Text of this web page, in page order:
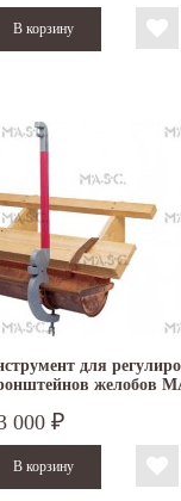
для
желобов
000 ₽